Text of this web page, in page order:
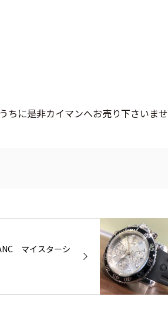
ちに是非カイマンへお売り下さいませ
マイスターシ